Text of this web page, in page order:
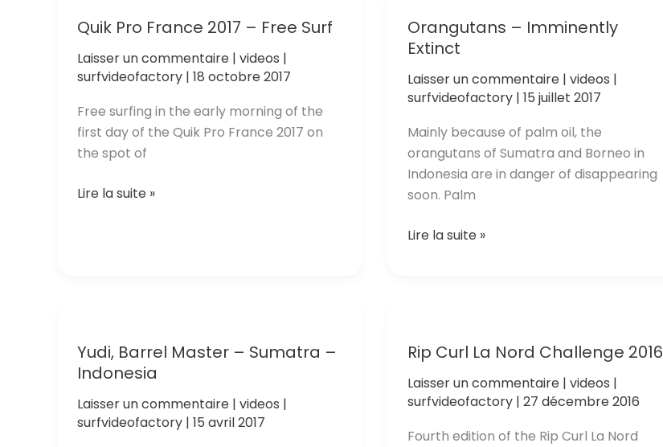
Weh
–
North
Sumatra
Indonesia
Quik Pro France 2017 – Free Surf
Laisser un commentaire | videos |
surfvideofactory | 18 octobre 2017
Free surfing in the early morning of the
first day of the Quik Pro France 2017 on
the spot of
Quik
Lire la suite »
Orangutans – Imminently
Extinct
Laisser un commentaire | videos |
surfvideofactory | 15 juillet 2017
Mainly because of palm oil, the
orangutans of Sumatra and Borneo in
Indonesia are in danger of disappearing
soon. Palm
Orangutans
Lire la suite »
Yudi, Barrel Master – Sumatra –
Indonesia
Laisser un commentaire | videos |
surfvideofactory | 15 avril 2017
Rip Curl La Nord Challenge 2016
Laisser un commentaire | videos |
surfvideofactory | 27 décembre 2016
Fourth edition of the Rip Curl La Nord